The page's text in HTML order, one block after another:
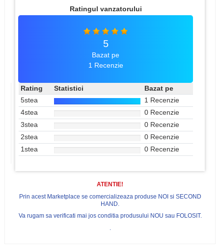
Ratingul vanzatorului
5
Bazat pe
1 Recenzie
Rating Statistici
Bazat pe
5stea
1 Recenzie
4stea
0 Recenzie
3stea
0 Recenzie
2stea
0 Recenzie
1stea
0 Recenzie
ATENTIE!
Prin acest Marketplace se comercializeaza produse NOI si SECOND
HAND.
Va rugam sa verificati mai jos conditia produsului NOU sau FOLOSIT.
.